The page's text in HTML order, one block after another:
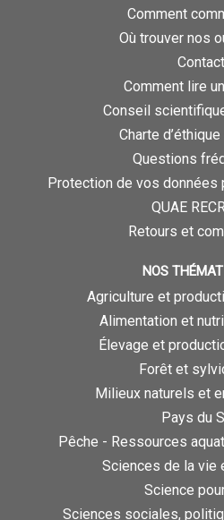
Comment
Où trouver nos
Contact
Comment lire
Conseil
Charte
Questions
Protection de vos données
QUAE
Retours et
NOS
Agriculture et
Alimentation et
Élevage et
Forêt et
Milieux naturels et
Pays du
Pêche - Ressources
Sciences de la vie
Science
Sciences sociales,